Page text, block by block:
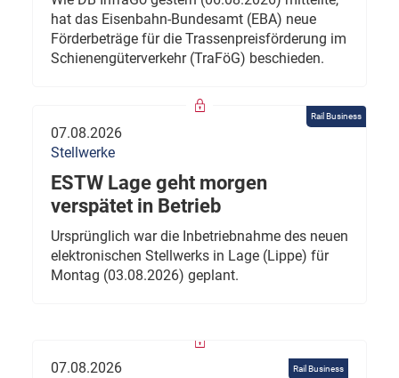
hat das Eisenbahn-Bundesamt (EBA) neue
Förderbeträge für die Trassenpreisförderung im
Schienengüterverkehr (TraFöG) beschieden.
Rail Business
07.08.2026
Stellwerke
ESTW Lage geht morgen
verspätet in Betrieb
Ursprünglich war die Inbetriebnahme des neuen
elektronischen Stellwerks in Lage (Lippe) für
Montag (03.08.2026) geplant.
Rail Business
07.08.2026